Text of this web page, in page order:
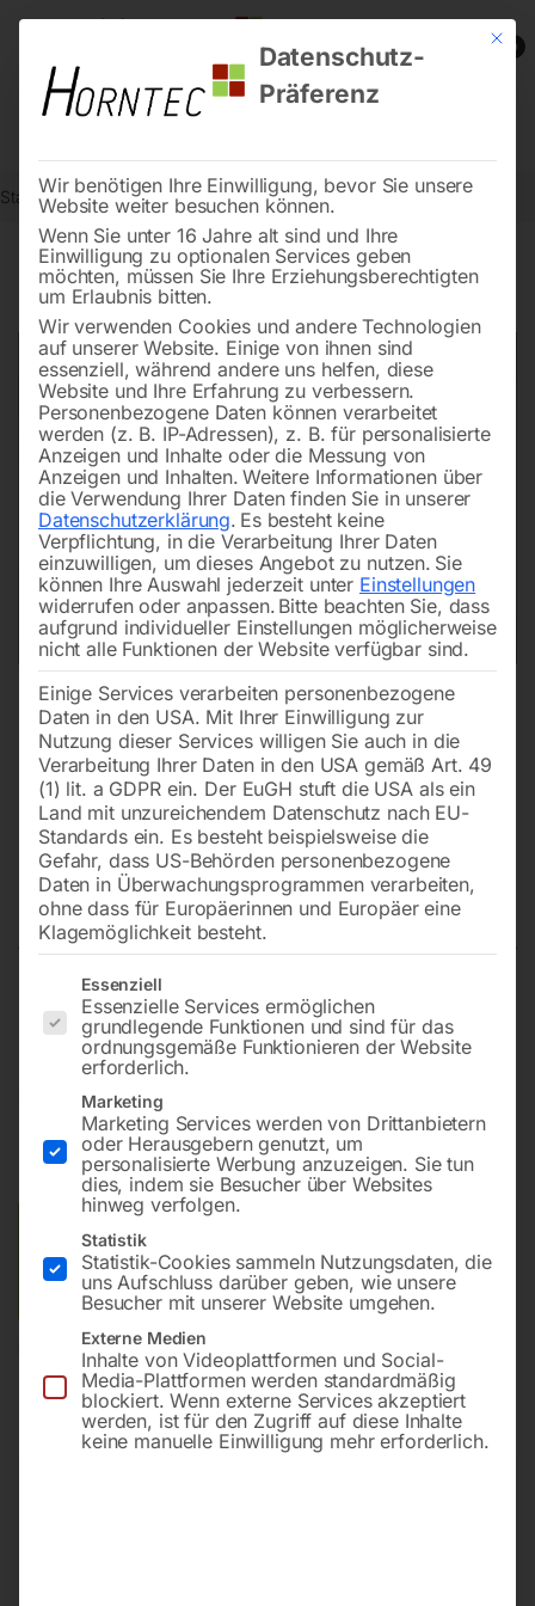
0
Start Metallbearbeitung Getriebe-Bohrmaschinen Pinole kompl.
Pinole kompl.
zu GBM 4/40 SGA
1.740,00
inkl. MwSt. zzgl.Versandkosten
Lieferzeit:Versandbereit in KW 39/2026
Versandkosten Standard (Österreich):
Bitte beachten Sie: Die Versandkosten gelten für Österreich.
Andere Länder können abweichen.
In den Warenkorb
Mit
Datenschutz-
Präferenz
Wir benötigen Ihre Einwilligung, bevor Sie unsere
Website weiter besuchen können.
Wenn Sie unter 16 Jahre alt sind und Ihre
Einwilligung zu optionalen Services geben
möchten, müssen Sie Ihre Erziehungsberechtigten
um Erlaubnis bitten.
Wir verwenden Cookies und andere Technologien
auf unserer Website. Einige von ihnen sind
essenziell, während andere uns helfen, diese
Website und Ihre Erfahrung zu verbessern.
Personenbezogene Daten können verarbeitet
werden (z. B. IP-Adressen), z. B. für personalisierte
Anzeigen und Inhalte oder die Messung von
Anzeigen und Inhalten. Weitere Informationen über
die Verwendung Ihrer Daten finden Sie in unserer
Datenschutzerklärung. Es besteht keine
Verpflichtung, in die Verarbeitung Ihrer Daten
einzuwilligen, um dieses Angebot zu nutzen. Sie
können Ihre Auswahl jederzeit unter Einstellungen
widerrufen oder anpassen. Bitte beachten Sie, dass
aufgrund individueller Einstellungen möglicherweise
nicht alle Funktionen der Website verfügbar sind.
Einige Services verarbeiten personenbezogene
Daten in den USA. Mit Ihrer Einwilligung zur
Nutzung dieser Services willigen Sie auch in die
Verarbeitung Ihrer Daten in den USA gemäß Art. 49
(1) lit. a GDPR ein. Der EuGH stuft die USA als ein
Land mit unzureichendem Datenschutz nach EU-
Standards ein. Es besteht beispielsweise die
Gefahr, dass US-Behörden personenbezogene
Daten in Überwachungsprogrammen verarbeiten,
ohne dass für Europäerinnen und Europäer eine
Klagemöglichkeit besteht.
Es folgt eine Liste der Service-Gruppen, für die eine
Essenziell
Essenzielle Services ermöglichen
grundlegende Funktionen und sind für das
ordnungsgemäße Funktionieren der Website
erforderlich.
Marketing
Marketing Services werden von Drittanbietern
oder Herausgebern genutzt, um
personalisierte Werbung anzuzeigen. Sie tun
dies, indem sie Besucher über Websites
hinweg verfolgen.
Statistik
Statistik-Cookies sammeln Nutzungsdaten, die
uns Aufschluss darüber geben, wie unsere
Besucher mit unserer Website umgehen.
Externe Medien
Inhalte von Videoplattformen und Social-
Media-Plattformen werden standardmäßig
blockiert. Wenn externe Services akzeptiert
werden, ist für den Zugriff auf diese Inhalte
keine manuelle Einwilligung mehr erforderlich.